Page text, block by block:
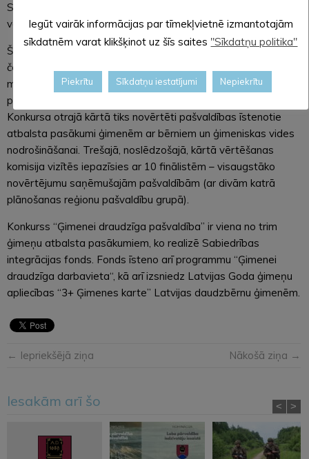
Smildziņa, vecāku organizācijas Mammamuntetiem.lv
vadītāja, konkursa vērtēšanas komisijas locekle.
Šobrīd noris konkursa pirmā kārta, kurā vērtējumu veido
četras daļas – administratīvo datu vērtējums, dzimstības un
migrācijas saldo datu vērtējums, iedzīvotāju balsojums un
pašvaldību iesaiste konkursa informatīvajā kampaņā.
Konkursa otrajā kārtā tiks novērtēti pašvaldības īstenotie
atbalsta pasākumi ģimenēm ar bērniem un ģimeniskas vides
nodrošināšanai. Trešajā, noslēdzošajā, kārtā vērtēšanas
komisija vizītēs iepazīsies ar 10 finālistēm – visaugstāko
novērtējumu saņēmušajām pašvaldībām (ar divām katrā
plānošanas reģionu pašvaldību grupā).
Konkurss “Ģimenei draudzīga pašvaldība” ir viena no trim
ģimeņu atbalsta pasākumiem, ko realizē Sabiedrības
integrācijas fonds. Fonds īsteno arī programmu “Ģimenei
draudzīga darbavieta“, kā arī izsniedz Latvijas Goda ģimeņu
apliecības “3+ Ģimenes karte” Latvijas daudzbērnu ģimenēm.
← Iepriekšējā ziņa Nākošā ziņa →
Iesakām arī šo < >
Iegūt vairāk informācijas par tīmekļvietnē izmantotajām
sīkdatnēm varat klikšķinot uz šīs saites "Sīkdatņu politika"
Piekrītu Sīkdatņu iestatījumi Nepiekrītu